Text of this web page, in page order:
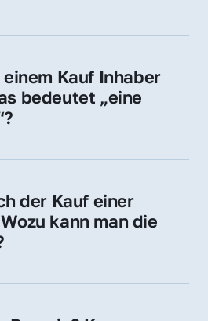
Kauf Inhaber
bedeutet „eine
zur Nutzung,
der Kauf einer
kann man die
Nutzen Sie sie